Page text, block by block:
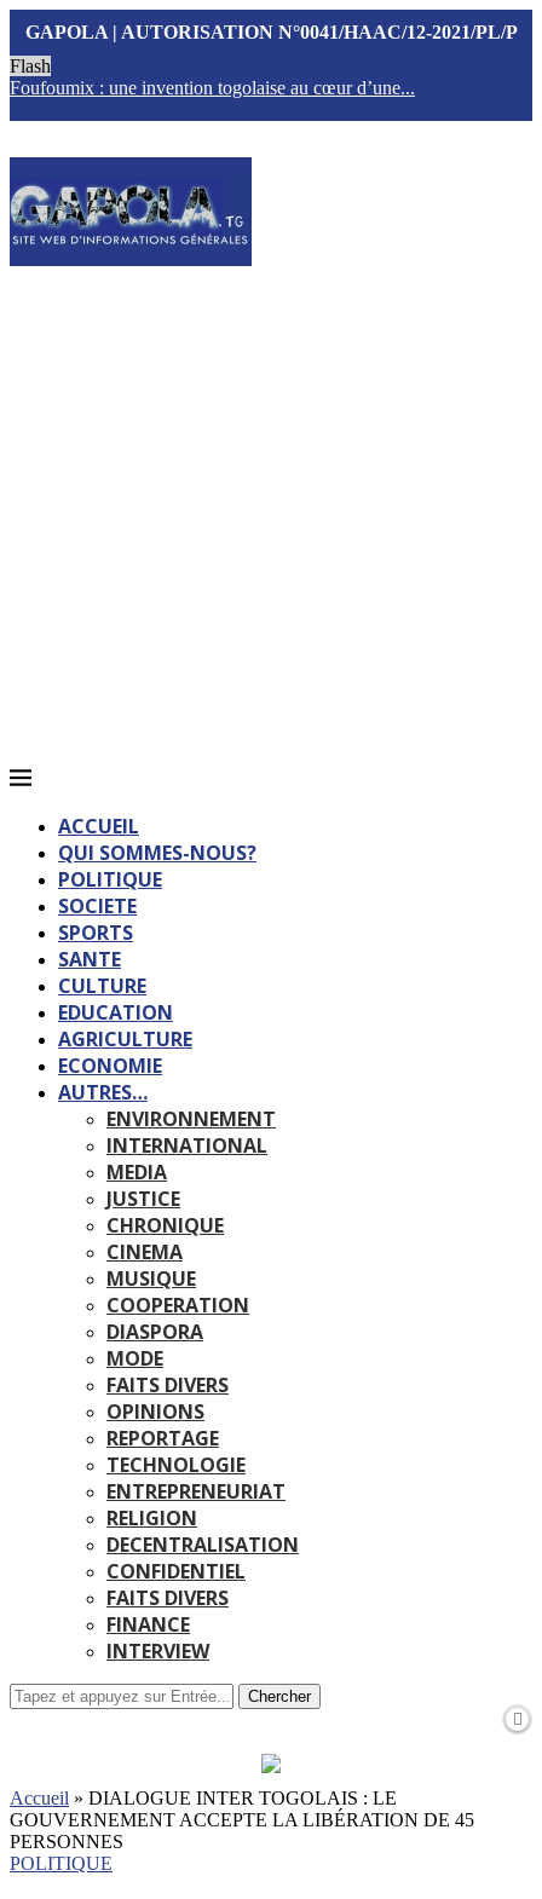
GAPOLA | AUTORISATION N°0041/HAAC/12-2021/PL/P
Flash
Foufoumix : une invention togolaise au cœur d’une...
ACCUEIL
QUI SOMMES-NOUS?
POLITIQUE
SOCIETE
SPORTS
SANTE
CULTURE
EDUCATION
AGRICULTURE
ECONOMIE
AUTRES…
ENVIRONNEMENT
INTERNATIONAL
MEDIA
JUSTICE
CHRONIQUE
CINEMA
MUSIQUE
COOPERATION
DIASPORA
MODE
FAITS DIVERS
OPINIONS
REPORTAGE
TECHNOLOGIE
ENTREPRENEURIAT
RELIGION
DECENTRALISATION
CONFIDENTIEL
FAITS DIVERS
FINANCE
INTERVIEW
Chercher
Accueil » DIALOGUE INTER TOGOLAIS : LE
GOUVERNEMENT ACCEPTE LA LIBÉRATION DE 45
PERSONNES
POLITIQUE